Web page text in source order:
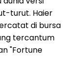
turut. Haier
di bursa
tercantum
"Fortune